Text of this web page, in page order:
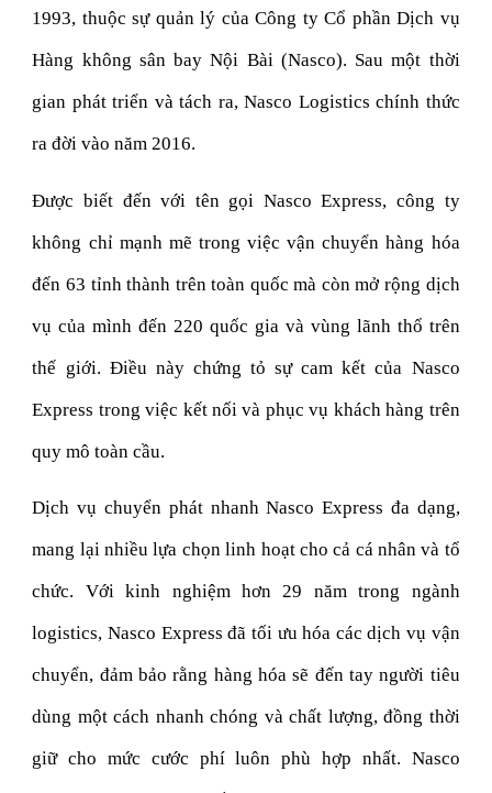
1993, thuộc sự quản lý của Công ty Cổ phần Dịch vụ
Hàng không sân bay Nội Bài (Nasco). Sau một thời
gian phát triển và tách ra, Nasco Logistics chính thức
ra đời vào năm 2016.
Được biết đến với tên gọi Nasco Express, công ty
không chỉ mạnh mẽ trong việc vận chuyển hàng hóa
đến 63 tỉnh thành trên toàn quốc mà còn mở rộng dịch
vụ của mình đến 220 quốc gia và vùng lãnh thổ trên
thế giới. Điều này chứng tỏ sự cam kết của Nasco
Express trong việc kết nối và phục vụ khách hàng trên
quy mô toàn cầu.
Dịch vụ chuyển phát nhanh Nasco Express đa dạng,
mang lại nhiều lựa chọn linh hoạt cho cả cá nhân và tổ
chức. Với kinh nghiệm hơn 29 năm trong ngành
logistics, Nasco Express đã tối ưu hóa các dịch vụ vận
chuyển, đảm bảo rằng hàng hóa sẽ đến tay người tiêu
dùng một cách nhanh chóng và chất lượng, đồng thời
giữ cho mức cước phí luôn phù hợp nhất. Nasco